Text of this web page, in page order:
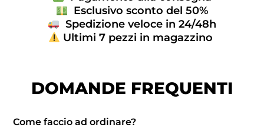
Esclusivo sconto del 50%
Spedizione veloce in 24/48h
Ultimi 7 pezzi in magazzino
DOMANDE FREQUENTI
Come faccio ad ordinare?